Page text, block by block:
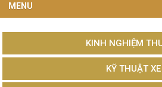
MENU
KINH NGHIỆM
KỸ THUẬT XE